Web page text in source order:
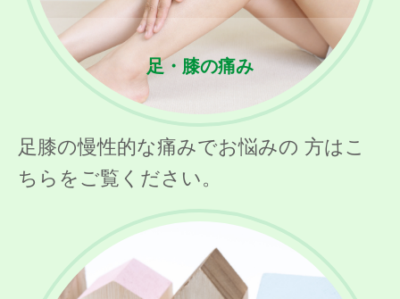
足・膝の痛み
足膝の慢性的な痛みでお悩みの 方はこ
ちらをご覧ください。